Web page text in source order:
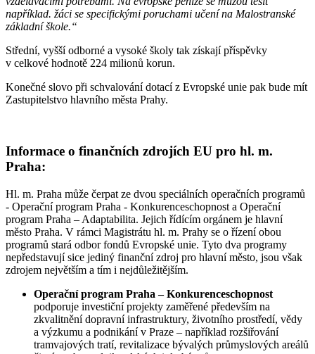
například. žáci se specifickými poruchami učení na Malostranské
základní škole.“
Střední, vyšší odborné a vysoké školy tak získají příspěvky
v celkové hodnotě 224 milionů korun.
Konečné slovo při schvalování dotací z Evropské unie pak bude mít
Zastupitelstvo hlavního města Prahy.
Informace o finančních zdrojích EU pro hl. m.
Praha:
Hl. m. Praha může čerpat ze dvou speciálních operačních programů
- Operační program Praha - Konkurenceschopnost a Operační
program Praha – Adaptabilita. Jejich řídícím orgánem je hlavní
město Praha. V rámci Magistrátu hl. m. Prahy se o řízení obou
programů stará odbor fondů Evropské unie. Tyto dva programy
nepředstavují sice jediný finanční zdroj pro hlavní město, jsou však
zdrojem největším a tím i nejdůležitějším.
Operační program Praha – Konkurenceschopnost
podporuje investiční projekty zaměřené především na
zkvalitnění dopravní infrastruktury, životního prostředí, vědy
a výzkumu a podnikání v Praze – například rozšiřování
tramvajových tratí, revitalizace bývalých průmyslových areálů